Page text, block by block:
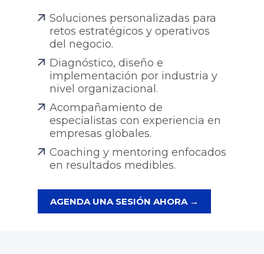
Soluciones personalizadas para
retos estratégicos y operativos
del negocio.
Diagnóstico, diseño e
implementación por industria y
nivel organizacional.
Acompañamiento de
especialistas con experiencia en
empresas globales.
Coaching y mentoring enfocados
en resultados medibles.
AGENDA UNA SESIÓN AHORA →